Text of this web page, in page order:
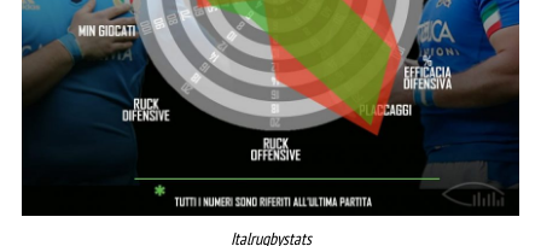
Italrugbystats